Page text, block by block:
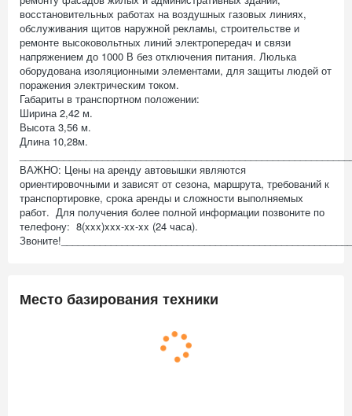
восстановительных работах на воздушных газовых линиях,
обслуживания щитов наружной рекламы, строительстве и
ремонте высоковольтных линий электропередач и связи
напряжением до 1000 В без отключения питания. Люлька
оборудована изоляционными элементами, для защиты людей от
поражения электрическим током.
Габариты в транспортном положении:
Ширина 2,42 м.
Высота 3,56 м.
Длина 10,28м.
ВАЖНО: Цены на аренду автовышки являются
ориентировочными и зависят от сезона, маршрута, требований к
транспортировке, срока аренды и сложности выполняемых
работ. Для получения более полной информации позвоните по
телефону: 8(xxx)xxx-xx-xx (24 часа).
Место базирования техники